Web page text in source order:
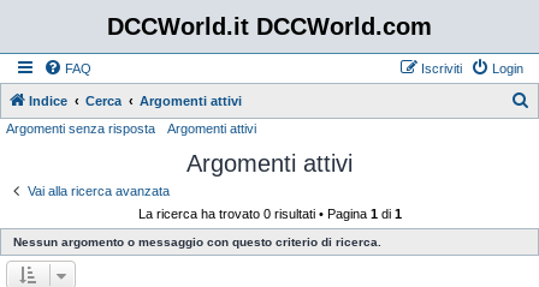
DCCWorld.it DCCWorld.com
FAQ Login
Iscriviti
Indice Cerca Argomenti attivi
Argomenti senza risposta Argomenti attivi
Argomenti attivi
Vai alla ricerca avanzata
La ricerca ha trovato 0 risultati • Pagina 1di 1
Nessun argomento o messaggio con questo criterio di ricerca.